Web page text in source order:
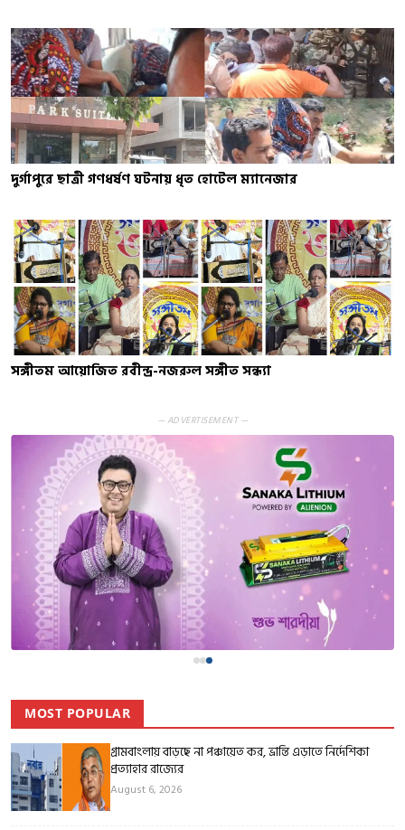
দুর্গাপুরে ছাত্রী গণধর্ষণ ঘটনায় ধৃত হোটেল ম্যানেজার
সঙ্গীতম আয়োজিত রবীন্দ্র-নজরুল সঙ্গীত সন্ধ্যা
— ADVERTISEMENT —
MOST POPULAR
গ্রামবাংলায় বাড়ছে না পঞ্চায়েত কর, ভ্রান্তি এড়াতে নির্দেশিকা
প্রত্যাহার রাজ্যের
August 6, 2026